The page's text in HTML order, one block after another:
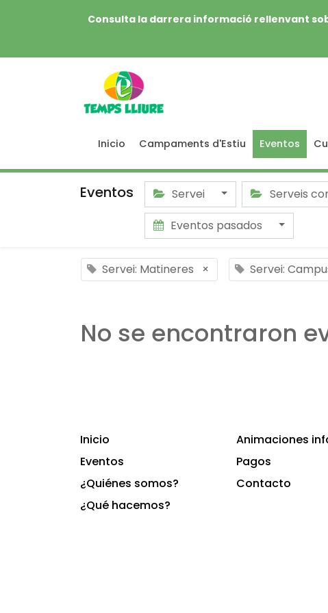
Consulta la darrera informació rellenvant
Inicio Campaments d'Estiu Eventos
Eventos Servei Serveis
Eventos pasados
Servei: Matineres × Servei:
No se encontraron
Inicio
Eventos
¿Quiénes somos?
¿Qué hacemos?
Animaciones
Pagos
Contacto